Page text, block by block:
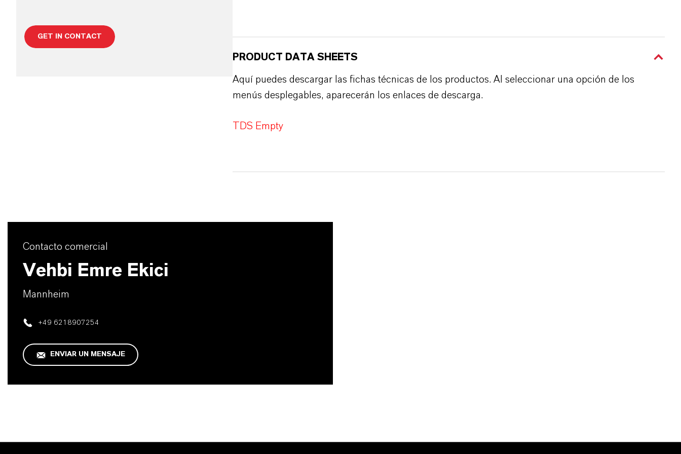
GET IN CONTACT
PRODUCT DATA SHEETS
Aquí puedes descargar las fichas técnicas de los productos. Al seleccionar una opción de los
menús desplegables, aparecerán los enlaces de descarga.
TDS Empty
Contacto comercial
Vehbi Emre Ekici
Mannheim
+49 6218907254
ENVIAR UN MENSAJE